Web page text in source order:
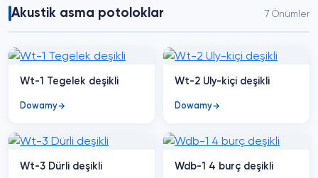
Akustik asma potoloklar 7 Önümler
Wt-1 Tegelek deşikli
Dowamy
Wt-2 Uly-kiçi deşikli
Dowamy
Wt-3 Dürli deşikli Wdb-1 4 burç deşikli